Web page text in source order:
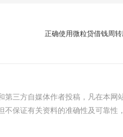
正确使用微粒贷借钱周
第三方自媒体作者投稿，凡在本网
保证有关资料的准确性及可靠性